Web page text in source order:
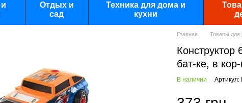
Отдых и
сад
Техника для дома и
кухни
Главная Товары для
бат-ке, в
В наличии Артикул: